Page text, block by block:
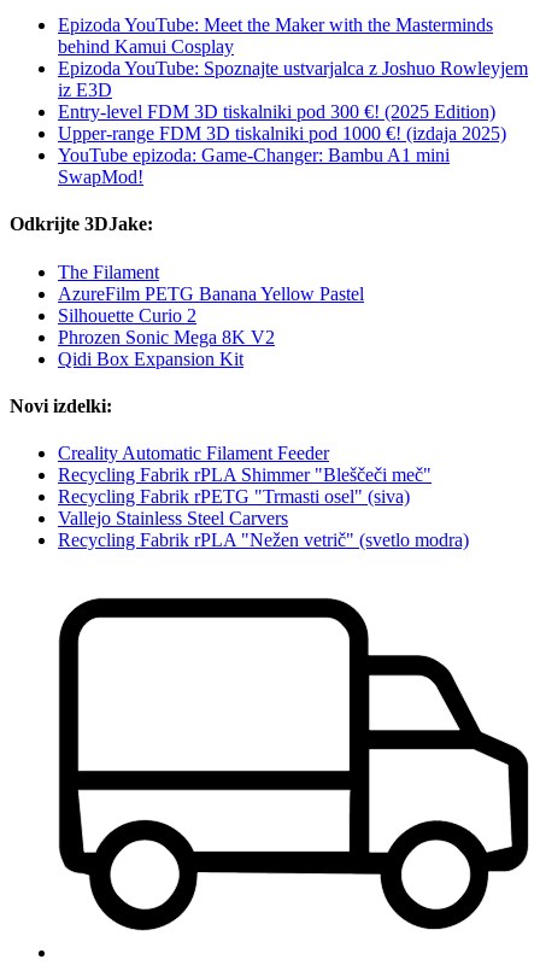
Epizoda YouTube: Meet the Maker with the Masterminds
behind Kamui Cosplay
Epizoda YouTube: Spoznajte ustvarjalca z Joshuo Rowleyjem
iz E3D
Entry-level FDM 3D tiskalniki pod 300 €! (2025 Edition)
Upper-range FDM 3D tiskalniki pod 1000 €! (izdaja 2025)
YouTube epizoda: Game-Changer: Bambu A1 mini
SwapMod!
Odkrijte 3DJake:
The Filament
AzureFilm PETG Banana Yellow Pastel
Silhouette Curio 2
Phrozen Sonic Mega 8K V2
Qidi Box Expansion Kit
Novi izdelki:
Creality Automatic Filament Feeder
Recycling Fabrik rPLA Shimmer "Bleščeči meč"
Recycling Fabrik rPETG "Trmasti osel" (siva)
Vallejo Stainless Steel Carvers
Recycling Fabrik rPLA "Nežen vetrič" (svetlo modra)